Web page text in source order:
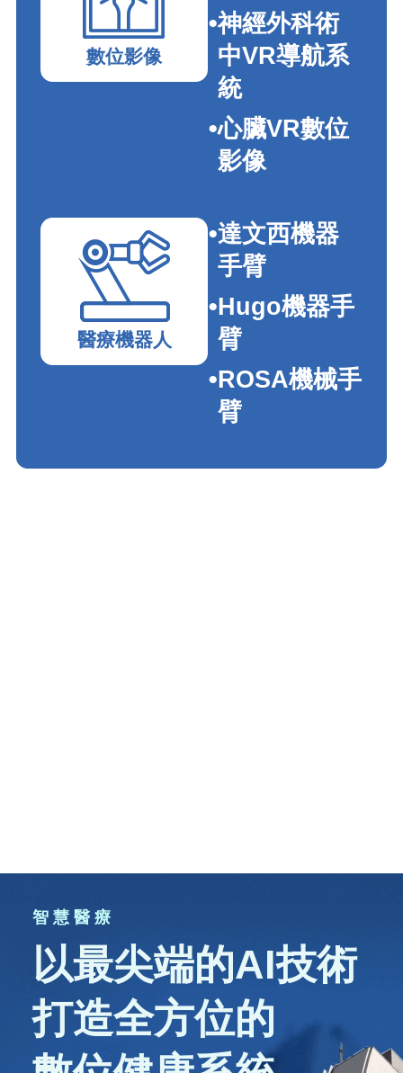
數位影像
神經外科術
中VR導航系
統
心臟VR數位
影像
醫療機器人
達文西機器
手臂
Hugo機器手
臂
ROSA機械手
臂
智 慧 醫 療
以最尖端的AI技術
打造全方位的